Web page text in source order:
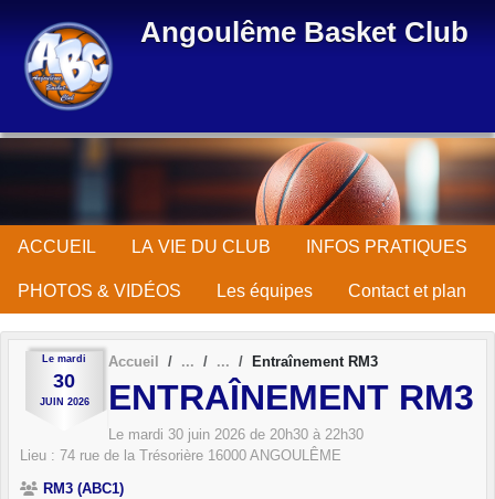
Angoulême Basket Club
ACCUEIL LA VIE DU CLUB INFOS PRATIQUES
PHOTOS & VIDÉOS Les équipes Contact et plan
Le mardi
30
JUIN 2026
Accueil Entraînement RM3
ENTRAÎNEMENT RM3
Le mardi 30 juin 2026 de 20h30 à 22h30
Lieu : 74 rue de la Trésorière 16000 ANGOULÊME
RM3 (ABC1)